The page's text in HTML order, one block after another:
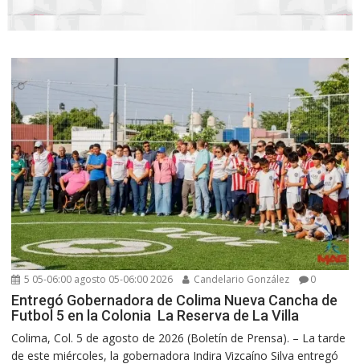
5 05-06:00 agosto 05-06:00 2026 Candelario González 0
Entregó Gobernadora de Colima Nueva Cancha de
Futbol 5 en la Colonia La Reserva de La Villa
Colima, Col. 5 de agosto de 2026 (Boletín de Prensa). – La tarde
de este miércoles, la gobernadora Indira Vizcaíno Silva entregó